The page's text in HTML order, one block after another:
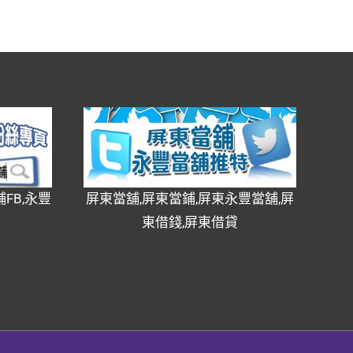
FB,永豐
屏東當舖,屏東當鋪,屏東永豐當舖,屏
東借錢,屏東借貸